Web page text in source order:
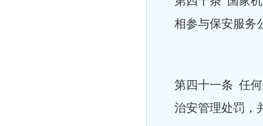
相参与保安服务
第四十一条 任
治安管理处罚，